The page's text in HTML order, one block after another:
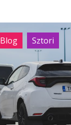
Blog Sztori